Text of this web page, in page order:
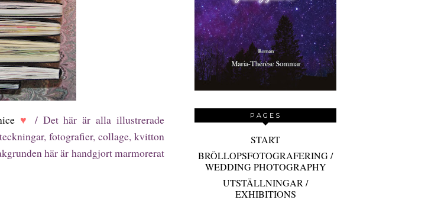
♥
/ Det här är alla illustrerade
fotografier, collage, kvitton
här är handgjort marmorerat
PAGES
START
BRÖLLOPSFOTOGRAFERING /
WEDDING PHOTOGRAPHY
UTSTÄLLNINGAR /
EXHIBITIONS